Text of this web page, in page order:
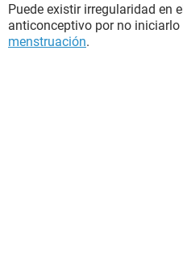
Puede existir irregularidad en
anticonceptivo por no iniciarlo
menstruación.